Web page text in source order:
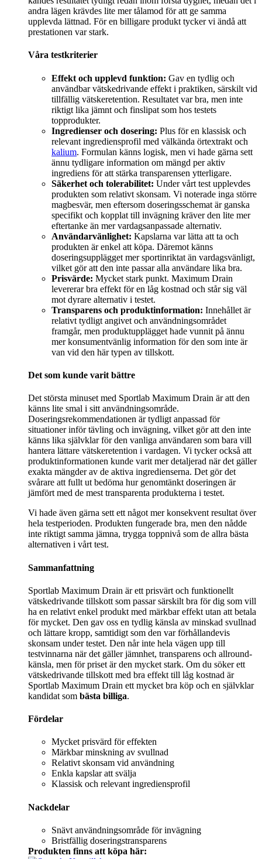
andra lägen krävdes lite mer tålamod för att ge samma
upplevda lättnad. För en billigare produkt tycker vi ändå att
prestationen var stark.
Våra testkriterier
Effekt och upplevd funktion: Gav en tydlig och
användbar vätskedrivande effekt i praktiken, särskilt vid
tillfällig vätskeretention. Resultatet var bra, men inte
riktigt lika jämnt och finslipat som hos testets
topprodukter.
Ingredienser och dosering: Plus för en klassisk och
relevant ingrediensprofil med välkända örtextrakt och
kalium. Formulan känns logisk, men vi hade gärna sett
ännu tydligare information om mängd per aktiv
ingrediens för att stärka transparensen ytterligare.
Säkerhet och tolerabilitet: Under vårt test upplevdes
produkten som relativt skonsam. Vi noterade inga större
magbesvär, men eftersom doseringsschemat är ganska
specifikt och kopplat till invägning kräver den lite mer
eftertanke än mer vardagsanpassade alternativ.
Användarvänlighet: Kapslarna var lätta att ta och
produkten är enkel att köpa. Däremot känns
doseringsupplägget mer sportinriktat än vardagsvänligt,
vilket gör att den inte passar alla användare lika bra.
Prisvärde: Mycket stark punkt. Maximum Drain
levererar bra effekt för en låg kostnad och står sig väl
mot dyrare alternativ i testet.
Transparens och produktinformation: Innehållet är
relativt tydligt angivet och användningsområdet
framgår, men produktupplägget hade vunnit på ännu
mer konsumentvänlig information för den som inte är
van vid den här typen av tillskott.
Det som kunde varit bättre
Det största minuset med Sportlab Maximum Drain är att den
känns lite smal i sitt användningsområde.
Doseringsrekommendationen är tydligt anpassad för
situationer inför tävling och invägning, vilket gör att den inte
känns lika självklar för den vanliga användaren som bara vill
hantera lättare vätskeretention i vardagen. Vi tycker också att
produktinformationen kunde varit mer detaljerad när det gäller
exakta mängder av de aktiva ingredienserna. Det gör det
svårare att fullt ut bedöma hur genomtänkt doseringen är
jämfört med de mest transparenta produkterna i testet.
Vi hade även gärna sett ett något mer konsekvent resultat över
hela testperioden. Produkten fungerade bra, men den nådde
inte riktigt samma jämna, trygga toppnivå som de allra bästa
alternativen i vårt test.
Sammanfattning
Sportlab Maximum Drain är ett prisvärt och funktionellt
vätskedrivande tillskott som passar särskilt bra för dig som vill
ha en relativt enkel produkt med märkbar effekt utan att betala
för mycket. Den gav oss en tydlig känsla av minskad svullnad
och lättare kropp, samtidigt som den var förhållandevis
skonsam under testet. Den når inte hela vägen upp till
testvinnarna när det gäller jämnhet, transparens och allround-
känsla, men för priset är den mycket stark. Om du söker ett
vätskedrivande tillskott med bra effekt till låg kostnad är
Sportlab Maximum Drain ett mycket bra köp och en självklar
kandidat som bästa billiga.
Fördelar
Mycket prisvärd för effekten
Märkbar minskning av svullnad
Relativt skonsam vid användning
Enkla kapslar att svälja
Klassisk och relevant ingrediensprofil
Nackdelar
Snävt användningsområde för invägning
Bristfällig doseringstransparens
Produkten finns att köpa här: